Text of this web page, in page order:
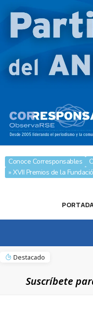
Conoce Corresponsables
» XVII Premios de la
Destacado
Suscríbete